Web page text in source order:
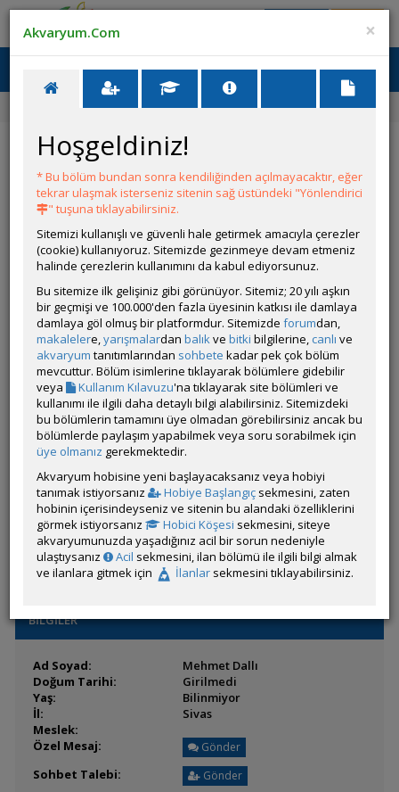
Ana Menü
Ana Sayfa
Forum Üye Profili
ÖZELLİKLER
Kullanıcı Adı:
SalvadorDalli
Kullanıcı Grubu:
Forum Üyesi
Geri Bildirimleri:
0 adet mevcut.
Aldığı Beğeni:
1
Hesap Durumu:
Aktif
Durumu:
Çevrim Dışı
Üyelik Tarihi:
03 Temmuz 2026 12:25
Son Ziyaret:
26 Temmuz 2026 15:40
Toplam Mesaj:
5 [0.14 Gün Ortalaması]
Paylaşım Sayisı:
5 (Son 6 Ay)
İlan Sayisı:
Üyenin Mesaj ve İlanlarını Gör
Üyenin Açtığı Konuları Gör
Üyeden ÖM Almayı Engelle
BİLGİLER
Ad Soyad:
Mehmet Dallı
Doğum Tarihi:
Girilmedi
Yaş:
Bilinmiyor
İl:
Sivas
Meslek:
Özel Mesaj:
Gönder
Sohbet Talebi: Gönder
×
Akvaryum.Com
Hoşgeldiniz!
* Bu bölüm bundan sonra kendiliğinden açılmayacaktır, eğer
tekrar ulaşmak isterseniz sitenin sağ üstündeki "Yönlendirici
" tuşuna tıklayabilirsiniz.
Sitemizi kullanışlı ve güvenli hale getirmek amacıyla çerezler
(cookie) kullanıyoruz. Sitemizde gezinmeye devam etmeniz
halinde çerezlerin kullanımını da kabul ediyorsunuz.
Bu sitemize ilk gelişiniz gibi görünüyor. Sitemiz; 20 yılı aşkın
bir geçmişi ve 100.000'den fazla üyesinin katkısı ile damlaya
damlaya göl olmuş bir platformdur. Sitemizde forumdan,
makalelere,yarışmalardan balıkve bitki bilgilerine, canlı ve
akvaryum tanıtımlarından sohbete kadar pek çok bölüm
mevcuttur. Bölüm isimlerine tıklayarak bölümlere gidebilir
veya
Kullanım Kılavuzu'na tıklayarak site bölümleri ve
kullanımı ile ilgili daha detaylı bilgi alabilirsiniz. Sitemizdeki
bu bölümlerin tamamını üye olmadan görebilirsiniz ancak bu
bölümlerde paylaşım yapabilmek veya soru sorabilmek için
üye olmanız gerekmektedir.
Akvaryum hobisine yeni başlayacaksanız veya hobiyi
tanımak istiyorsanız
Hobiye Başlangıç sekmesini, zaten
hobinin içerisindeyseniz ve sitenin bu alandaki özelliklerini
görmek istiyorsanız
Hobici Köşesi sekmesini, siteye
akvaryumunuzda yaşadığınız acil bir sorun nedeniyle
ulaştıysanız
Acil sekmesini, ilan bölümü ile ilgili bilgi almak
ve ilanlara gitmek için
İlanlar sekmesini tıklayabilirsiniz.